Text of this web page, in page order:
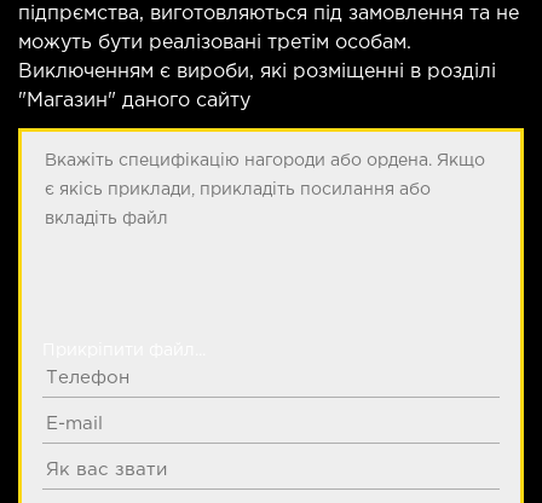
підпрємства, виготовляються під замовлення та не
можуть бути реалізовані третім особам.
Виключенням є вироби, які розміщенні в розділі
"Магазин" даного сайту